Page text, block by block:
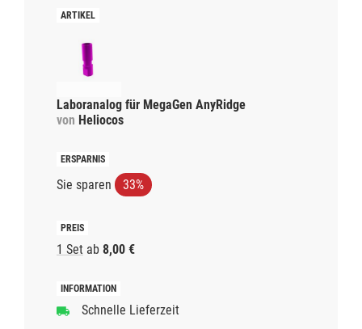
Laboranalog für MegaGen AnyRidge
von Heliocos
Sie sparen 33%
1 Set ab 8,00 €
Schnelle Lieferzeit